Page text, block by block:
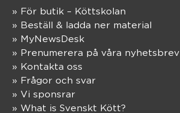
» För butik – Köttskolan
» Beställ & ladda ner material
» MyNewsDesk
» Prenumerera på våra nyhetsbrev
» Kontakta oss
» Frågor och svar
» Vi sponsrar
» What is Svenskt Kött?